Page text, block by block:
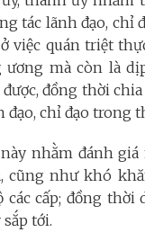
tác lãnh đạo, chỉ
quán triệt
mà còn là
đồng thời
đạo, chỉ đạo trong
nhằm đánh
cũng như khó
cấp; đồng thời
tới.